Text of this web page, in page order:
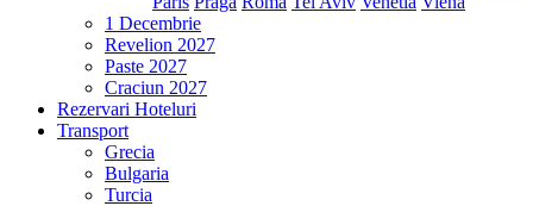
1 Decembrie
Revelion 2027
Paste 2027
Craciun 2027
Rezervari Hoteluri
Transport
Grecia
Bulgaria
Turcia